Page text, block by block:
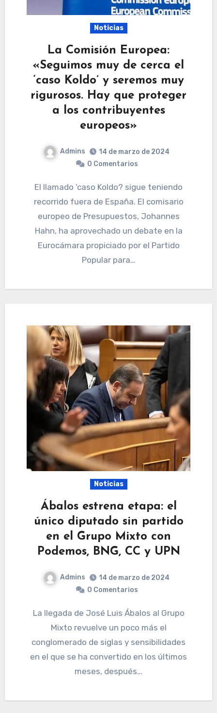
Noticias
La Comisión Europea:
«Seguimos muy de cerca el
‘caso Koldo’ y seremos muy
rigurosos. Hay que proteger
a los contribuyentes
europeos»
Admins
14 de marzo de 2024
0 Comentarios
El llamado ‘caso Koldo? sigue teniendo
recorrido fuera de España. El comisario
europeo de Presupuestos, Johannes
Hahn, ha aprovechado un debate en la
Eurocámara propiciado por el Partido
Popular para…
Noticias
Ábalos estrena etapa: el
único diputado sin partido
en el Grupo Mixto con
Podemos, BNG, CC y UPN
Admins
14 de marzo de 2024
0 Comentarios
La llegada de José Luis Ábalos al Grupo
Mixto revuelve un poco más el
conglomerado de siglas y sensibilidades
en el que se ha convertido en los últimos
meses, después…